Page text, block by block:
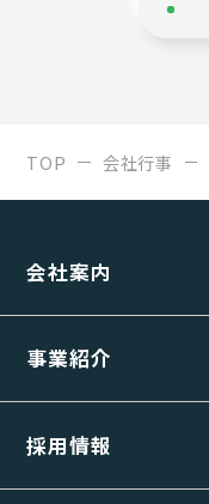
TOP 会社行事
会社案内
事業紹介
採用情報